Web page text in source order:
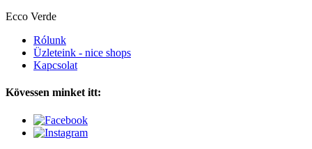
Ecco Verde
Rólunk
Üzleteink - nice shops
Kapcsolat
Kövessen minket itt: